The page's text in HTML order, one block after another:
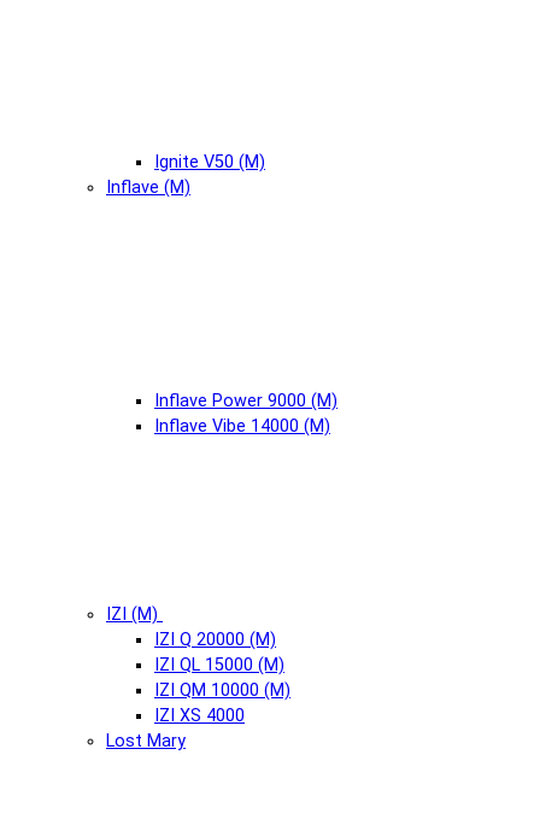
Ignite V50 (М)
Inflave (М)
Inflave Power 9000 (М)
Inflave Vibe 14000 (М)
IZI (М)
IZI Q 20000 (М)
IZI QL 15000 (М)
IZI QM 10000 (М)
IZI XS 4000
Lost Mary